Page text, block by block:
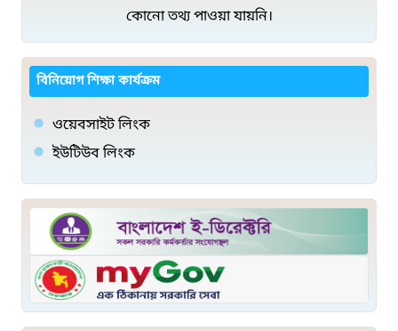
কোনো তথ্য পাওয়া যায়নি।
বিনিয়োগ শিক্ষা কার্যক্রম
ওয়েবসাইট লিংক
ইউটিউব লিংক